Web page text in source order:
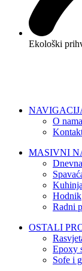
Ekološki
O nama
MASIVNI
Kuhinja
Hodnik
Radni
OSTALI
Epoxy
Sofe i